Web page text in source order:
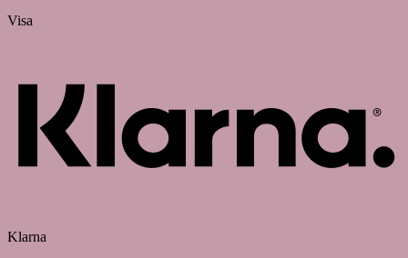
Visa
Klarna